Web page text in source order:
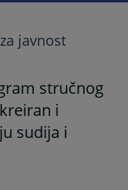
javnost
stručnog
i
sudija i